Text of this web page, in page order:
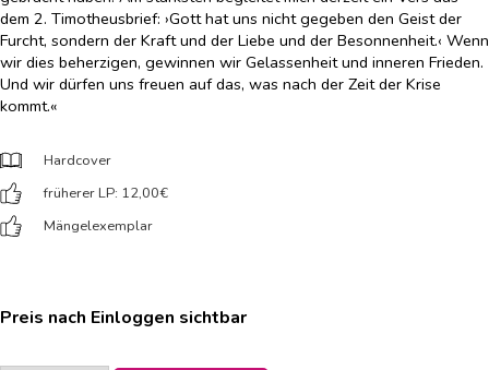
dem 2. Timotheusbrief: ›Gott hat uns nicht gegeben den Geist der
Furcht, sondern der Kraft und der Liebe und der Besonnenheit.‹ Wenn
wir dies beherzigen, gewinnen wir Gelassenheit und inneren Frieden.
Und wir dürfen uns freuen auf das, was nach der Zeit der Krise
kommt.«
Hardcover
früherer LP: 12,00€
Mängelexemplar
Preis nach Einloggen sichtbar